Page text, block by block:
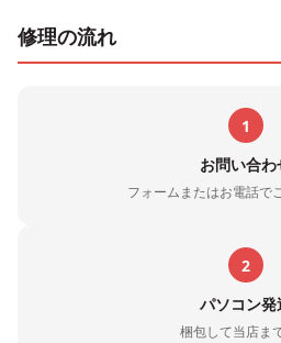
修理の流れ
1
お問い合わ
フォームまたはお電話で
2
パソコン発
梱包して当店ま